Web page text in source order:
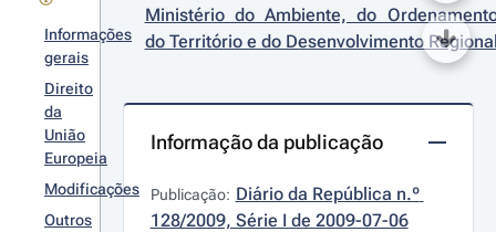
Informações
gerais
Direito
da
União
Europeia
Modificações
Outros
Ministério do Ambiente, do
do Território e do Desenvolvimento
Informação da publicação
Publicação: Diário da República n.º
128/2009, Série I de 2009-07-06